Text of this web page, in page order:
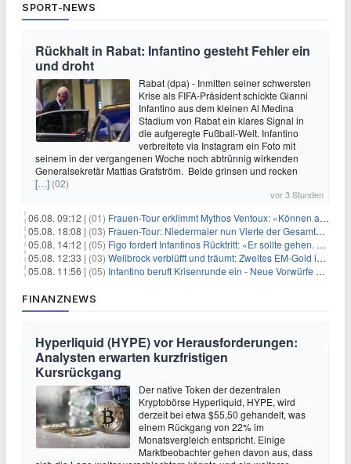
SPORT-NEWS
Rückhalt in Rabat: Infantino gesteht Fehler ein
und droht
Rabat (dpa) - Inmitten seiner schwersten
Krise als FIFA-Präsident schickte Gianni
Infantino aus dem kleinen Al Medina
Stadium von Rabat ein klares Signal in
die aufgeregte Fußball-Welt. Infantino
verbreitete via Instagram ein Foto mit
seinem in der vergangenen Woche noch abtrünnig wirkenden
Generalsekretär Mattias Grafström. Beide grinsen und recken
[…] (02)
vor 3 Stunden
06.08. 09:12 | (01) Frauen-Tour erklimmt Mythos Ventoux: «Können alles schaffen»
05.08. 18:08 | (03) Frauen-Tour: Niedermaier nun Vierte der Gesamtwertung
05.08. 14:12 | (05) Figo fordert Infantinos Rücktritt: «Er sollte gehen. Jetzt»
05.08. 12:33 | (03) Wellbrock verblüfft und träumt: Zweites EM-Gold in Paris
05.08. 11:56 | (05) Infantino beruft Krisenrunde ein - Neue Vorwürfe gegen FIFA
FINANZNEWS
Hyperliquid (HYPE) vor Herausforderungen:
Analysten erwarten kurzfristigen
Kursrückgang
Der native Token der dezentralen
Kryptobörse Hyperliquid, HYPE, wird
derzeit bei etwa $55,50 gehandelt, was
einem Rückgang von 22% im
Monatsvergleich entspricht. Einige
Marktbeobachter gehen davon aus, dass